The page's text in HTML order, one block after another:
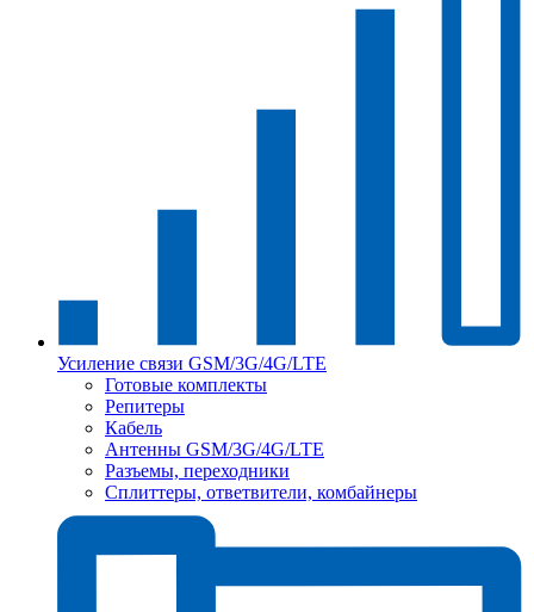
Усиление связи GSM/3G/4G/LTE
Готовые комплекты
Репитеры
Кабель
Антенны GSM/3G/4G/LTE
Разъемы, переходники
Сплиттеры, ответвители, комбайнеры